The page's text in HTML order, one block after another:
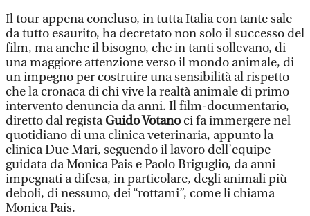
Il tour appena concluso, in tutta Italia con tante sale
da tutto esaurito, ha decretato non solo il successo del
film, ma anche il bisogno, che in tanti sollevano, di
una maggiore attenzione verso il mondo animale, di
un impegno per costruire una sensibilità al rispetto
che la cronaca di chi vive la realtà animale di primo
intervento denuncia da anni. Il film-documentario,
diretto dal registaGuido Votanoci fa immergere nel
quotidiano di una clinica veterinaria, appunto la
clinica Due Mari, seguendo il lavoro dell’equipe
guidata da Monica Pais e Paolo Briguglio, da anni
impegnati a difesa, in particolare, degli animali più
deboli, di nessuno, dei “rottami”, come li chiama
Monica Pais.